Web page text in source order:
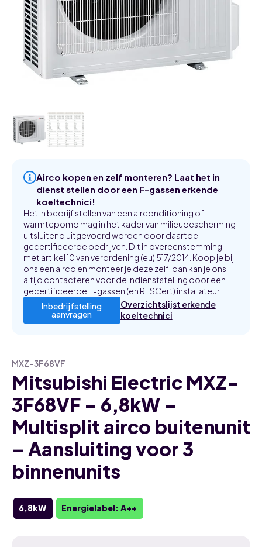
Airco kopen en zelf monteren? Laat het in
dienst stellen door een F-gassen erkende
koeltechnici!
Het in bedrijf stellen van een airconditioning of
warmtepomp mag in het kader van milieubescherming
uitsluitend uitgevoerd worden door daartoe
gecertificeerde bedrijven. Dit in overeenstemming
met artikel 10 van verordening (eu) 517/2014. Koop je bij
ons een airco en monteer je deze zelf, dan kan je ons
altijd contacteren voor de indienststelling door een
gecertificeerde F-gassen (en RESCert) installateur.
Inbedrijfstelling
aanvragen
Overzichtslijst erkende
koeltechnici
MXZ-3F68VF
Mitsubishi Electric MXZ-
3F68VF – 6,8kW –
Multisplit airco buitenunit
– Aansluiting voor 3
binnenunits
6,8kW Energielabel: A++